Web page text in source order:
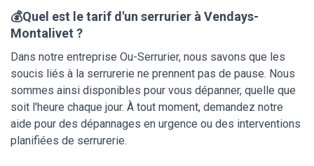
💰Quel est le tarif d'un serrurier à Vendays-
Montalivet ?
Dans notre entreprise Ou-Serrurier, nous savons que les
soucis liés à la serrurerie ne prennent pas de pause. Nous
sommes ainsi disponibles pour vous dépanner, quelle que
soit l'heure chaque jour. À tout moment, demandez notre
aide pour des dépannages en urgence ou des interventions
planifiées de serrurerie.